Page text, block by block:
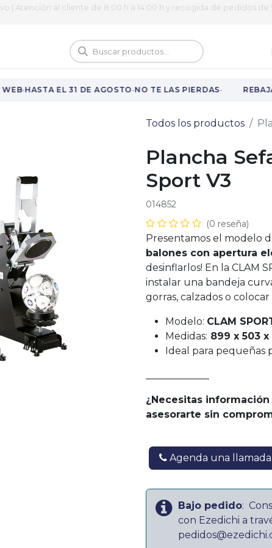
| Atención al cliente de 8:00 h a 14:00 h y recogida de pedidos de
Vuelta al cole
·HASTA EL 31 DE AGOSTO·NO TE LAS PIERDAS·
Todos los productos
Plancha
Sport V3
014852
(0 reseña)
Presentamos el modelo
balones con apertura
desinflarlos! En la CLAM
instalar una bandeja
gorras, calzados o
Modelo: CLAM
Medidas: 899 x 503 x
Ideal para pequeñas
¿Necesitas
asesorarte sin
Agenda una llamada
Bajo pedido:
con Ezedichi a